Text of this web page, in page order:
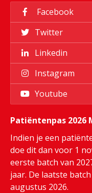
Facebook
Twitter
Linkedin
Instagram
Youtube
Patiëntenpas 2026
Indien je een
doe dit dan voor 1
eerste batch van
jaar. De laatste
augustus 2026.